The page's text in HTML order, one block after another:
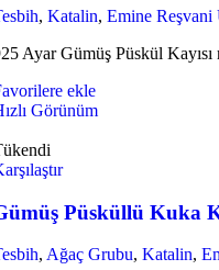
, Katalin, Emine Reşvani
Ayar Gümüş Püskül
ekle
Görünüm
Püsküllü Kuka
, Ağaç Grubu, Katalin,